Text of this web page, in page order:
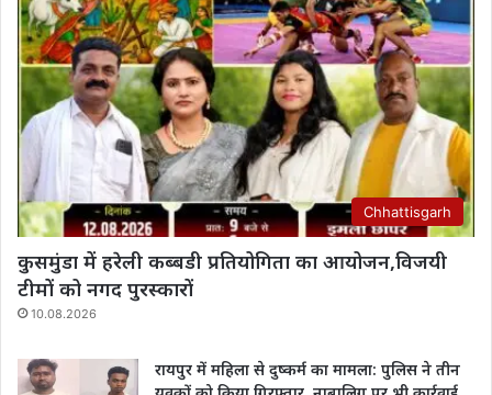
Chhattisgarh
कुसमुंडा में हरेली कब्बडी प्रतियोगिता का आयोजन,विजयी
टीमों को नगद पुरस्कारों
10.08.2026
रायपुर में महिला से दुष्कर्म का मामला: पुलिस ने तीन